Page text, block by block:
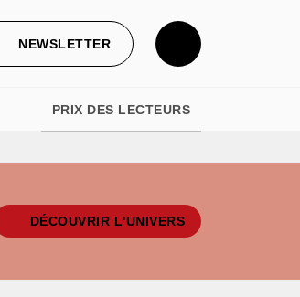
NEWSLETTER
PRIX DES LECTEURS
DÉCOUVRIR L'UNIVERS